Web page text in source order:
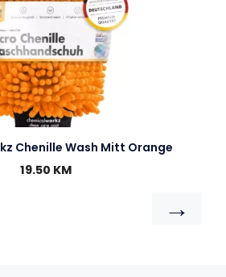
Chenille Wash Mitt Orange
19.50 KM
→